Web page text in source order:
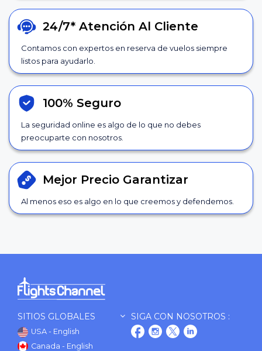
24/7* Atención Al Cliente
Contamos con expertos en reserva de vuelos siempre
listos para ayudarlo.
100% Seguro
La seguridad online es algo de lo que no debes
preocuparte con nosotros.
Mejor Precio Garantizar
Al menos eso es algo en lo que creemos y defendemos.
SITIOS GLOBALES
USA - English
Canada - English
SIGA CON NOSOTROS :